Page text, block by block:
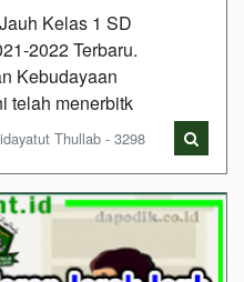
Kelas 1 SD
2022 Terbaru.
Kebudayaan
telah menerbitk
Thullab - 3298